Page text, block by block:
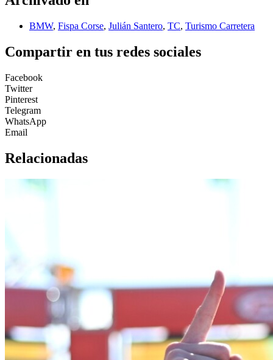
BMW, Fispa Corse, Julián Santero, TC, Turismo Carretera
Compartir en tus redes sociales
Facebook
Twitter
Pinterest
Telegram
WhatsApp
Email
Relacionadas